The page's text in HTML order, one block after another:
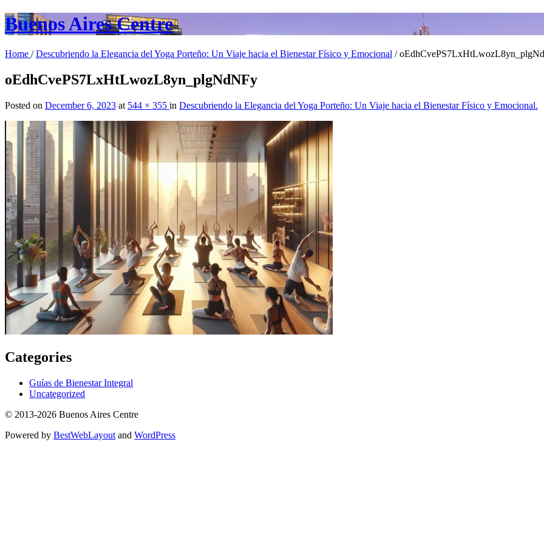
Buenos Aires Centre
Home /Descubriendo la Elegancia del Yoga Porteño: Un Viaje hacia el Bienestar Físico y Emocional /
oEdhCvePS7LxHtLwozL8yn_plgNdNFy
Posted on December 6, 2023 at 544 × 355 in Descubriendo la Elegancia del Yoga Porteño: Un Viaje hacia el Bienestar Físico y Emocional.
Categories
Guías de Bienestar Integral
Uncategorized
© 2013-2026 Buenos Aires Centre
Powered by BestWebLayout and WordPress